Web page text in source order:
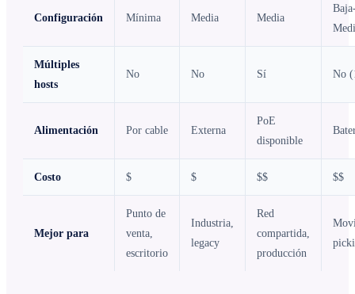
Configuración Mínima Media Media
Múltiples
hosts
No No Sí No
Alimentación Por cable Externa
PoE
disponible
Costo $ $ $$ $$
Mejor para
Punto de
venta,
escritorio
Industria,
legacy
Red
compartida,
producción